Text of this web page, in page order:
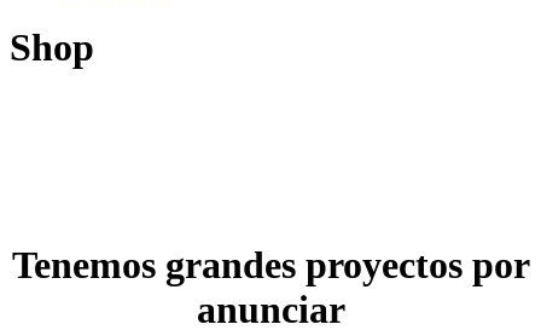
Shop
Tenemos grandes proyectos por
anunciar